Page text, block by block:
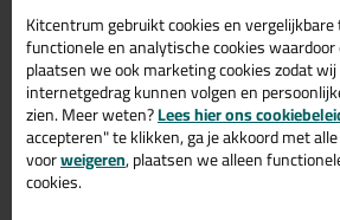
Ottoseal S110 310ml in kleur Jasmijn
voorraad en op werkdagen besteld =
Wil je meer weten over de toepassing en
product?Lees alles over dit product >
Tips & tricks voor
310ml
Kitcentrum gebruikt cookies en
functionele en analytische cookies
plaatsen we ook marketing cookies zodat
internetgedrag kunnen volgen en
zien. Meer weten?Lees hier ons
accepteren" te klikken, ga je akkoord met
voorweigeren, plaatsen we alleen
cookies.